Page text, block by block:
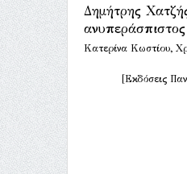
Δημήτρης
ανυπεράσπιστος
Κατερίνα Κωστίου,
[Εκδόσεις